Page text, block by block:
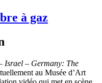
à gaz
Israel – Germany: The
au Musée d’Art